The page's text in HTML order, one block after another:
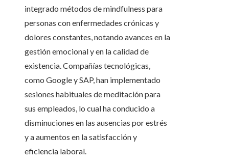
integrado métodos de mindfulness para
personas con enfermedades crónicas y
dolores constantes, notando avances en la
gestión emocional y en la calidad de
existencia. Compañías tecnológicas,
como Google y SAP, han implementado
sesiones habituales de meditación para
sus empleados, lo cual ha conducido a
disminuciones en las ausencias por estrés
y a aumentos en la satisfacción y
eficiencia laboral.